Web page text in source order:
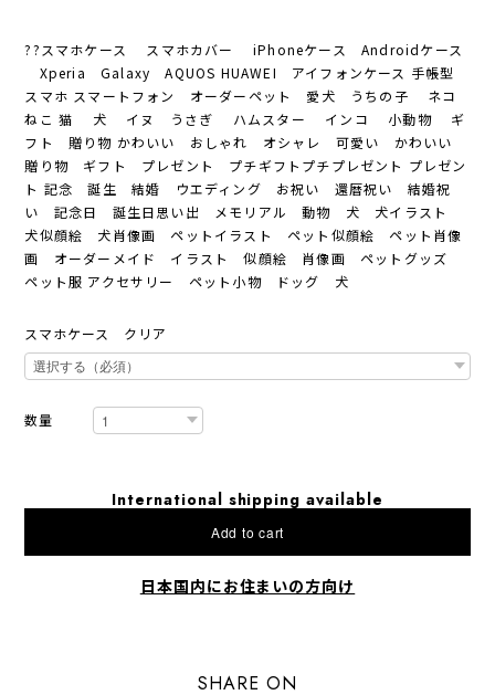
??スマホケース スマホカバー iPhoneケース Androidケース
Xperia Galaxy AQUOS HUAWEI アイフォンケース 手帳型
スマホ スマートフォン オーダーペット 愛犬 うちの子 ネコ
ねこ 猫 犬 イヌ うさぎ ハムスター インコ 小動物 ギ
フト 贈り物 かわいい おしゃれ オシャレ 可愛い かわいい
贈り物 ギフト プレゼント プチギフトプチプレゼント プレゼン
ト 記念 誕生 結婚 ウエディング お祝い 還暦祝い 結婚祝
い 記念日 誕生日思い出 メモリアル 動物 犬 犬イラスト
犬似顔絵 犬肖像画 ペットイラスト ペット似顔絵 ペット肖像
画 オーダーメイド イラスト 似顔絵 肖像画 ペットグッズ
ペット服 アクセサリー ペット小物 ドッグ 犬
スマホケース クリア
数量
International shipping available
Add to cart
日本国内にお住まいの方向け
SHARE ON